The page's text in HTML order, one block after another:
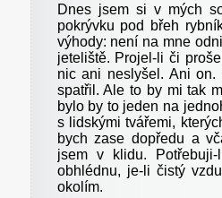
Dnes jsem si v mých
pokrývku pod břeh
výhody: není na mne
jeteliště. Projel-li či
nic ani neslyšel. Ani
spatřil. Ale to by mi tak
bylo by to jeden na
s lidskými tvářemi,
bych zase dopředu a
jsem v klidu.
obhlédnu, je-li čistý
okolím.